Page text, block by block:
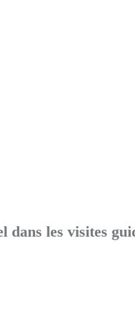
les visites